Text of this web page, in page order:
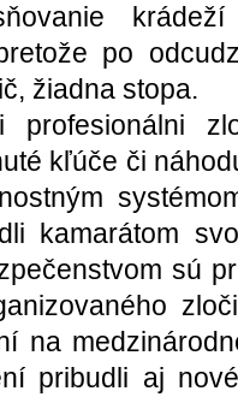
po
žiadna stopa.
profesionálni
kľúče či
kamarátom
sú
na
pribudli aj